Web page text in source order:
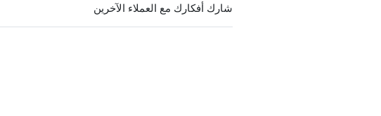
شارك أفكارك مع العملاء الآخرين